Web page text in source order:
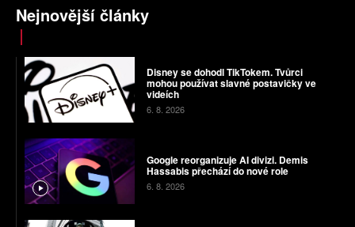
Nejnovější články
Disney se dohodl TikTokem. Tvůrci
mohou používat slavné postavičky ve
videích
6. 8. 2026
Google reorganizuje AI divizi. Demis
Hassabis přechází do nové role
6. 8. 2026